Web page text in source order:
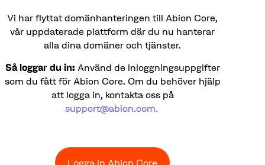
Vi har flyttat domänhanteringen till Abion Core,
vår uppdaterade plattform där du nu hanterar
alla dina domäner och tjänster.
Så loggar du in: Använd de inloggningsuppgifter
som du fått för Abion Core. Om du behöver hjälp
att logga in, kontakta oss på
support@abion.com.
Logga in Abion Core